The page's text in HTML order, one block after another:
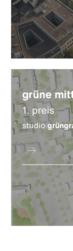
grüne
1. preis
studio